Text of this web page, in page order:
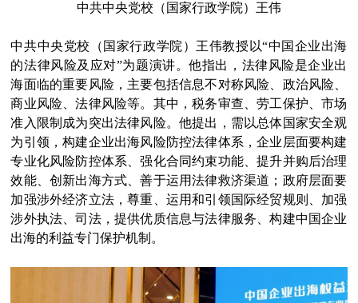
中共中央党校（国家行政学院）王伟
中共中央党校（国家行政学院）王伟教授以“中国企业出海
的法律风险及应对”为题演讲。他指出，法律风险是企业出
海面临的重要风险，主要包括信息不对称风险、政治风险、
商业风险、法律风险等。其中，税务审查、劳工保护、市场
准入限制成为突出法律风险。他提出，需以总体国家安全观
为引领，构建企业出海风险防控法律体系，企业层面要构建
专业化风险防控体系、强化合同约束功能、提升并购后治理
效能、创新出海方式、善于运用法律救济渠道；政府层面要
加强涉外经济立法，尊重、运用和引领国际经贸规则、加强
涉外执法、司法，提供优质信息与法律服务、构建中国企业
出海的利益专门保护机制。